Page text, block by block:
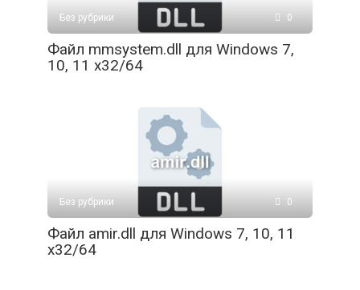
Без рубрики 0
Файл mmsystem.dll для Windows 7,
10, 11 x32/64
Без рубрики 0
Файл amir.dll для Windows 7, 10, 11
x32/64